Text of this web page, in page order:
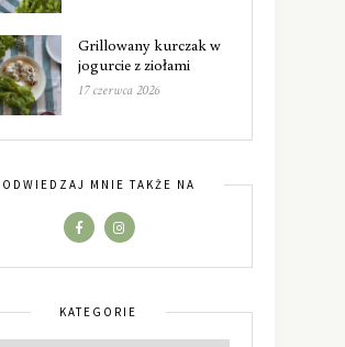
Grillowany kurczak w
jogurcie z ziołami
17 czerwca 2026
ODWIEDZAJ MNIE TAKŻE NA
KATEGORIE